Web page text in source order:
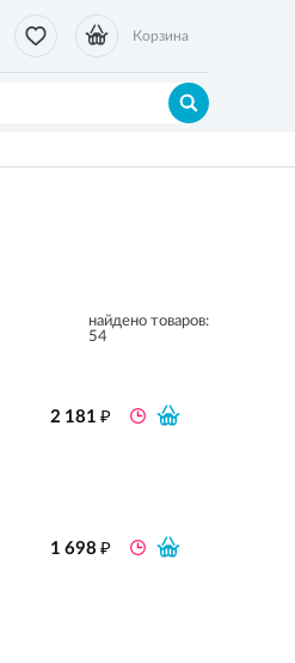
Корзина
найдено товаров:
54
2 181₽
1 698₽